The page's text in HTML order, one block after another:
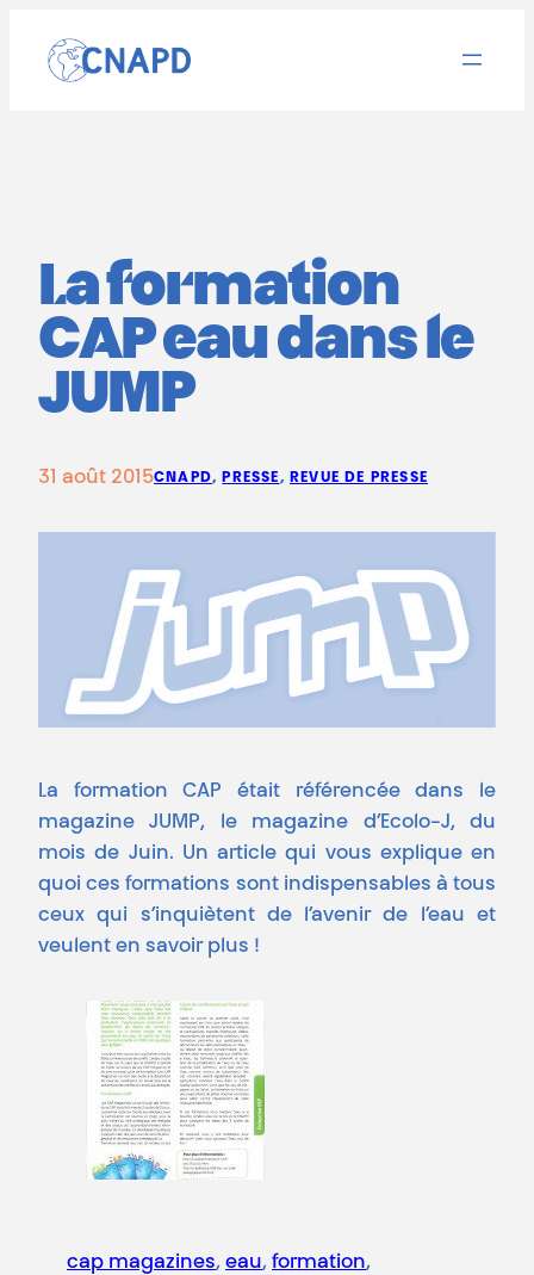
contenu
La formation
CAP eau dans le
JUMP
31 août 2015CNAPD, PRESSE, REVUE DE PRESSE
La formation CAP était référencée dans le
magazine JUMP, le magazine d’Ecolo-J, du
mois de Juin. Un article qui vous explique en
quoi ces formations sont indispensables à tous
ceux qui s’inquiètent de l’avenir de l’eau et
veulent en savoir plus !
cap magazines, eau, formation